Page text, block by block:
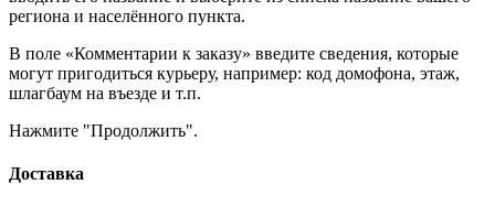
региона и населённого пункта.
В поле «Комментарии к заказу» введите сведения, которые
могут пригодиться курьеру, например: код домофона, этаж,
шлагбаум на въезде и т.п.
Нажмите "Продолжить".
Доставка